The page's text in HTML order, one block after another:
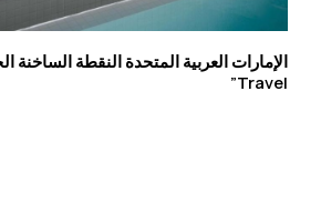
Travel”